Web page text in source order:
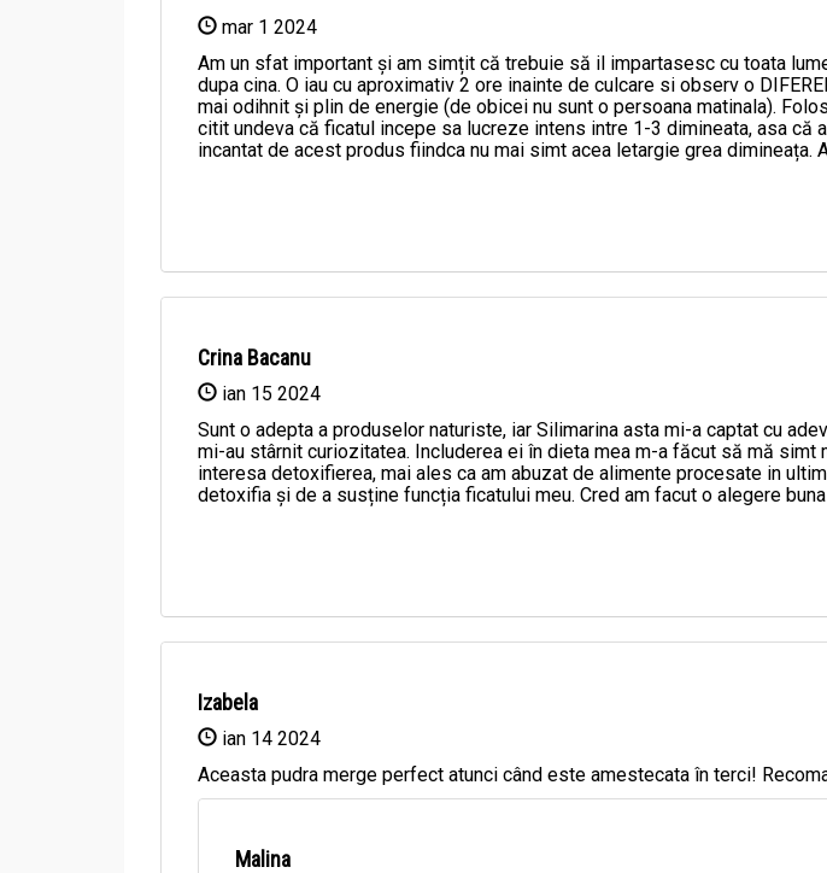
- inflamație cronică a ficatului (hepatită cronică)
- leziuni toxice și metabolice ale ficatului (alcool și droguri, leziuni prin radiații
afectează funcția ficatului
- disfuncție a vezicii biliare (diskinezie a căilor biliare), colelitiază, colecistită
mar 1 2024
Am un sfat important și am simțit că trebuie să il impartasesc cu toata
dupa cina. O iau cu aproximativ 2 ore inainte de culcare si observ o
mai odihnit și plin de energie (de obicei nu sunt o persoana matinala).
citit undeva că ficatul incepe sa lucreze intens intre 1-3 dimineata, asa că
incantat de acest produs fiindca nu mai simt acea letargie grea dimineața.
Crina Bacanu
ian 15 2024
Sunt o adepta a produselor naturiste, iar Silimarina asta mi-a captat cu
mi-au stârnit curiozitatea. Includerea ei în dieta mea m-a făcut să mă
interesa detoxifierea, mai ales ca am abuzat de alimente procesate in
detoxifia și de a susține funcția ficatului meu. Cred am facut o alegere
Izabela
ian 14 2024
Aceasta pudra merge perfect atunci când este amestecata în terci!
Malina